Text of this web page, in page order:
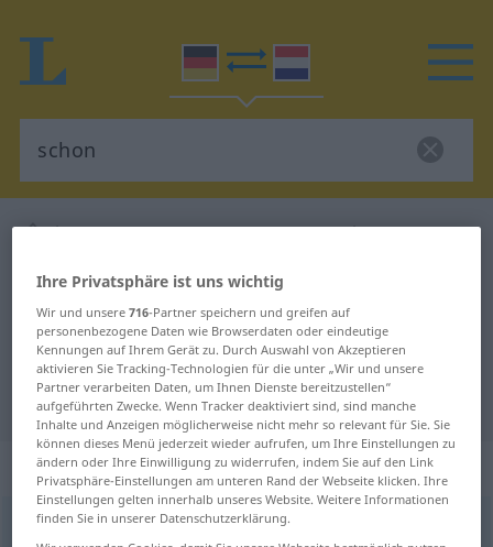
Deutsch-Niederländisch Wörterbuch schon
Deutsch-Niederländisch
Übersetzung für "schon"
"schon" Niederländisch
Übersetzung
„schon“
schon
Ihre Privatsphäre ist uns wichtig
Wir und unsere716-Partner speichern und greifen auf
personenbezogene Daten wie Browserdaten oder eindeutige
Kennungen auf Ihrem Gerät zu. Durch Auswahl von Akzeptieren
aktivieren Sie Tracking-Technologien für die unter „Wir und unsere
Partner verarbeiten Daten, um Ihnen Dienste bereitzustellen“
aufgeführten Zwecke. Wenn Tracker deaktiviert sind, sind manche
Inhalte und Anzeigen möglicherweise nicht mehr so relevant für Sie. Sie
können dieses Menü jederzeit wieder aufrufen, um Ihre Einstellungen zu
ändern oder Ihre Einwilligung zu widerrufen, indem Sie auf den Link
Privatsphäre-Einstellungen am unteren Rand der Webseite klicken. Ihre
Einstellungen gelten innerhalb unseres Website. Weitere Informationen
finden Sie in unserer Datenschutzerklärung.